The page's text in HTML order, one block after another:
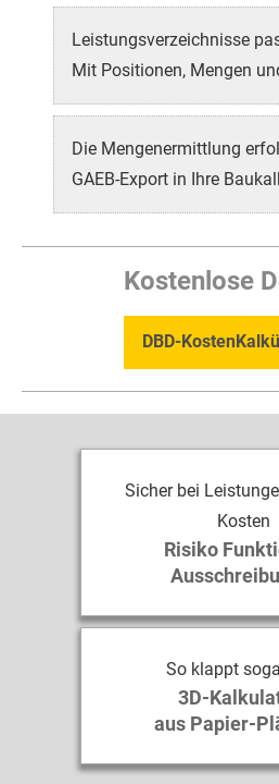
Leistungs­ver­zeich­nisse
Mit Positionen, Mengen
Die Mengen­ermitt­lung
GAEB-Export in Ihre
Kostenlose
DBD-
Sicher bei
Kosten
Risiko
So klappt
3D-
aus Papier-